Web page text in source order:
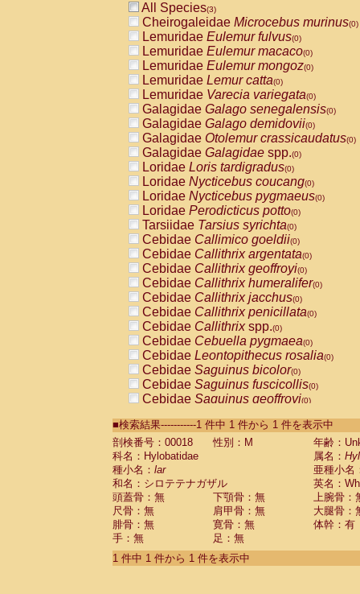
All Species(3)
Cheirogaleidae Microcebus murinus(0)
Lemuridae Eulemur fulvus(0)
Lemuridae Eulemur macaco(0)
Lemuridae Eulemur mongoz(0)
Lemuridae Lemur catta(0)
Lemuridae Varecia variegata(0)
Galagidae Galago senegalensis(0)
Galagidae Galago demidovii(0)
Galagidae Otolemur crassicaudatus(0)
Galagidae Galagidae spp.(0)
Loridae Loris tardigradus(0)
Loridae Nycticebus coucang(0)
Loridae Nycticebus pygmaeus(0)
Loridae Perodicticus potto(0)
Tarsiidae Tarsius syrichta(0)
Cebidae Callimico goeldii(0)
Cebidae Callithrix argentata(0)
Cebidae Callithrix geoffroyi(0)
Cebidae Callithrix humeralifer(0)
Cebidae Callithrix jacchus(0)
Cebidae Callithrix penicillata(0)
Cebidae Callithrixspp.(0)
Cebidae Cebuella pygmaea(0)
Cebidae Leontopithecus rosalia(0)
Cebidae Saguinus bicolor(0)
Cebidae Saguinus fuscicollis(0)
Cebidae Saguinus geoffroyi(0)
CebidaeSaguinus labiatus(0)
Cebidae Saguinus leucopus (0)
CebidaeSaguinus midas
Cebidae
CebidaeSaguinus nigricollis (0)
Cebidae Saguinus oedipus
Cebidae Saguinus weddelli
Cebidae Saguinusspp.
Cebidae Aotus trivirgatus
Cebidae Cebus albifrons
■検索結果-----------1 件中 1 件から 1 件を表示中
剖検番号：00018
性別：M
年齢：
科名：Hylobatidae
属名：
種小名： lar
亜種小名
和名：シロテテナガザル
英名：
頭蓋骨：無
下顎骨：無
上腕骨：
尺骨：無
肩甲骨：無
大腿骨：
腓骨：無
寛骨：無
体幹：有
手：無
足：無
1 件中 1 件から 1 件を表示中